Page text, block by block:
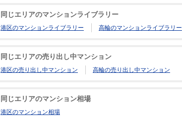
同じエリアのマンションライブラリー
港区のマンションライブラリー 高輪のマンションライブラリー
同じエリアの売り出し中マンション
港区の売り出し中マンション 高輪の売り出し中マンション
同じエリアのマンション相場
港区のマンション相場